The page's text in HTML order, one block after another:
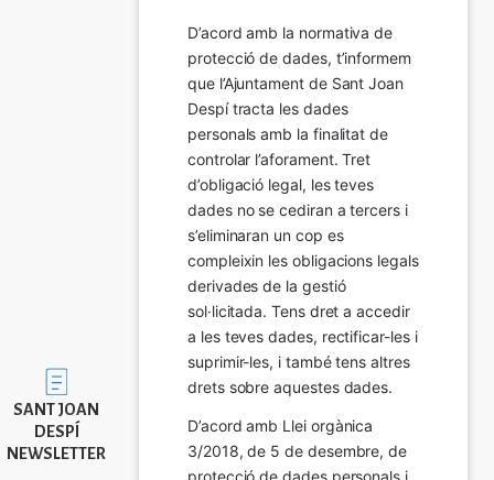
Imatge
SANT JOAN
DESPÍ
NEWSLETTER
D’acord amb la normativa de
protecció de dades, t’informem
que l’Ajuntament de Sant Joan
Despí tracta les dades
personals amb la finalitat de
controlar l’aforament. Tret
d’obligació legal, les teves
dades no se cediran a tercers i
s’eliminaran un cop es
compleixin les obligacions legals
derivades de la gestió
sol·licitada. Tens dret a accedir
a les teves dades, rectificar-les i
suprimir-les, i també tens altres
drets sobre aquestes dades.
D’acord amb Llei orgànica
3/2018, de 5 de desembre, de